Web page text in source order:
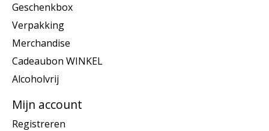
Geschenkbox
Verpakking
Merchandise
Cadeaubon WINKEL
Alcoholvrij
Mijn account
Registreren